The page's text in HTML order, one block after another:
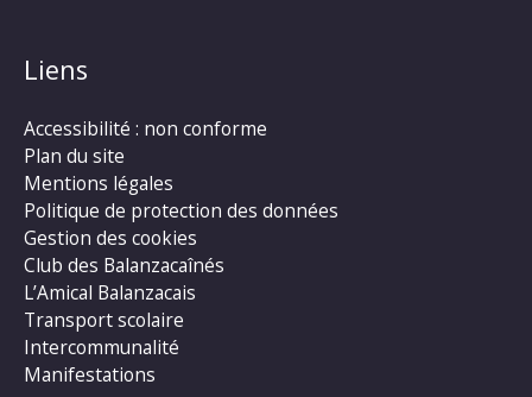
Liens
Accessibilité : non conforme
Plan du site
Mentions légales
Politique de protection des données
Gestion des cookies
Club des Balanzacaînés
L’Amical Balanzacais
Transport scolaire
Intercommunalité
Manifestations